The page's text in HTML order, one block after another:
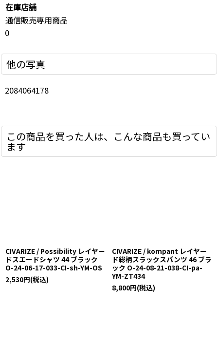
在庫店舗
通信販売専用商品
0
他の写真
2084064178
この商品を買った人は、こんな商品も買ってい
ます
CIVARIZE / Possibility レイヤー
ドスエードシャツ 44 ブラック
O-24-06-17-033-CI-sh-YM-OS
2,530円(税込)
CIVARIZE / kompant レイヤー
ド総柄スラックスパンツ 46 ブラ
ック O-24-08-21-038-CI-pa-
YM-ZT434
8,800円(税込)